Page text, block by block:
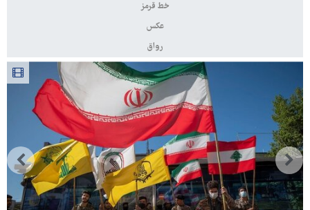
خط قرمز
عکس
رواق